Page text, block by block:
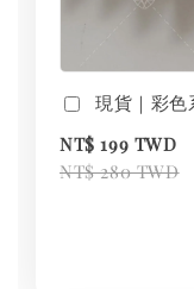
現貨｜彩色
NT$ 199 TWD
NT$ 280 TWD